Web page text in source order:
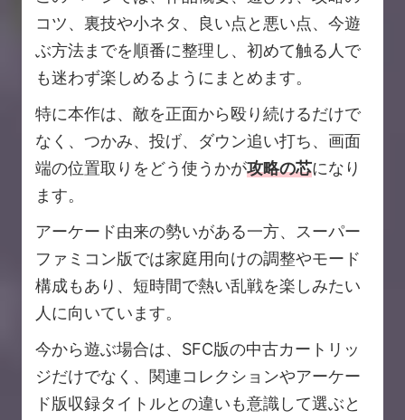
コツ、裏技や小ネタ、良い点と悪い点、今遊
ぶ方法までを順番に整理し、初めて触る人で
も迷わず楽しめるようにまとめます。
特に本作は、敵を正面から殴り続けるだけで
なく、つかみ、投げ、ダウン追い打ち、画面
端の位置取りをどう使うかが攻略の芯になり
ます。
アーケード由来の勢いがある一方、スーパー
ファミコン版では家庭用向けの調整やモード
構成もあり、短時間で熱い乱戦を楽しみたい
人に向いています。
今から遊ぶ場合は、SFC版の中古カートリッ
ジだけでなく、関連コレクションやアーケー
ド版収録タイトルとの違いも意識して選ぶと